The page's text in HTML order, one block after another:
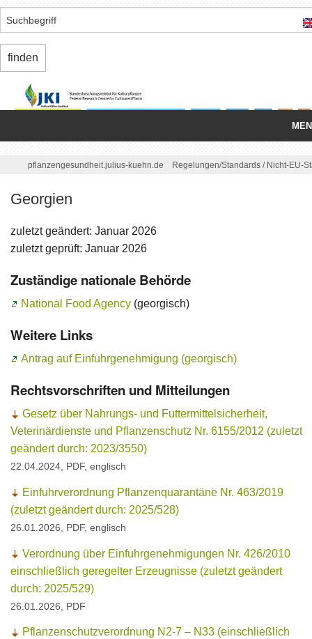
Einfuhr/Ausfuhr
Binnenmarkt
Regelungen/Standards
Ansprechpersonen
pflanzengesundheit.julius-kuehn.de Regelungen/Standards / Nicht-EU-
Georgien
zuletzt geändert: Januar 2026
zuletzt geprüft: Januar 2026
Zuständige nationale Behörde
National Food Agency (georgisch)
Weitere Links
Antrag auf Einfuhrgenehmigung (georgisch)
Rechtsvorschriften und Mitteilungen
Gesetz über Nahrungs- und Futtermittelsicherheit,
Veterinärdienste und Pflanzenschutz Nr. 6155/2012 (zuletzt
geändert durch: 2023/3550)
22.04.2024, PDF, englisch
Einfuhrverordnung Pflanzenquarantäne Nr. 463/2019
(zuletzt geändert durch: 2025/528)
26.01.2026, PDF, englisch
Verordnung über Einfuhrgenehmigungen Nr. 426/2010
einschließlich geregelter Erzeugnisse (zuletzt geändert
durch: 2025/529)
26.01.2026, PDF
Pflanzenschutzverordnung N2-7 – N33 (einschließlich